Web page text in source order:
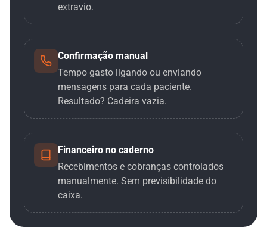
extravio.
Confirmação manual
Tempo gasto ligando ou enviando
mensagens para cada paciente.
Resultado? Cadeira vazia.
Financeiro no caderno
Recebimentos e cobranças controlados
manualmente. Sem previsibilidade do
caixa.